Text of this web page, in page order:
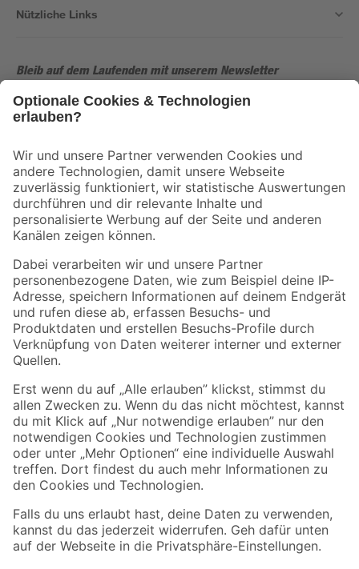
Nützliche Links
Bleib auf dem Laufenden mit unserem Newsletter
Der toom Newsletter: Keine Angebote und Aktionen mehr verpassen!
Folge uns
Zahlungsarten Versandarten
Sicher einkaufen
Jetzt die toom-App herunterladen
Alle Preisangaben in EUR inkl. gesetzl. MwSt.. Die dargestellten Angebote sind unter
Umständen nicht in allen Märkten verfügbar. Die angegebenen Verfügbarkeiten beziehen
sich auf den unter "Mein Markt" ausgewählten toom Baumarkt. Alle Angebote und